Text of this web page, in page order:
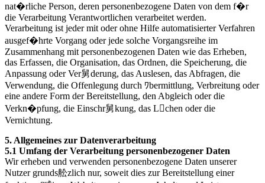
nat�rliche Person, deren personenbezogene Daten von dem f�r
die Verarbeitung Verantwortlichen verarbeitet werden.
Verarbeitung ist jeder mit oder ohne Hilfe automatisierter Verfahren
ausgef�hrte Vorgang oder jede solche Vorgangsreihe im
Zusammenhang mit personenbezogenen Daten wie das Erheben,
das Erfassen, die Organisation, das Ordnen, die Speicherung, die
Anpassung oder Ver舅derung, das Auslesen, das Abfragen, die
Verwendung, die Offenlegung durch ﾜbermittlung, Verbreitung oder
eine andere Form der Bereitstellung, den Abgleich oder die
Verkn�pfung, die Einschr舅kung, das Lchen oder die
Vernichtung.
5. Allgemeines zur Datenverarbeitung
5.1 Umfang der Verarbeitung personenbezogener Daten
Wir erheben und verwenden personenbezogene Daten unserer
Nutzer grunds舩zlich nur, soweit dies zur Bereitstellung einer